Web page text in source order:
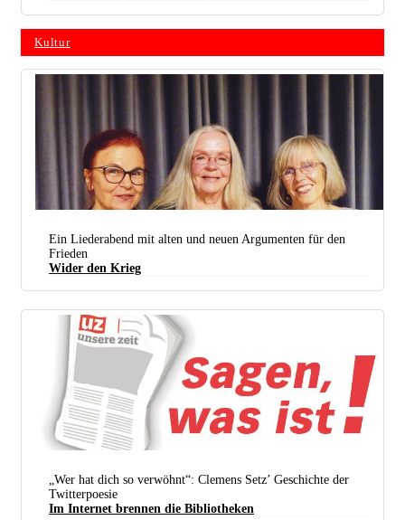
Kultur
Christa Weber, Stefanie Rediske und Jutta Kausch (von links nach rechts) liefern einen klugen und
wirksamen Abend gegen den Krieg. (Foto: privat)
Ein Liederabend mit alten und neuen Argumenten für den
Frieden
Wider den Krieg
„Wer hat dich so verwöhnt“: Clemens Setz’ Geschichte der
Twitterpoesie
Im Internet brennen die Bibliotheken